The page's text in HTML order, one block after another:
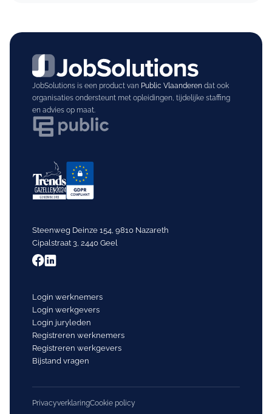
JobSolutions is een product van Public Vlaanderendat ook
organisaties ondersteunt met opleidingen, tijdelijke staffing
en advies op maat.
Steenweg Deinze 154, 9810 Nazareth
Cipalstraat 3, 2440 Geel
Login werknemers
Login werkgevers
Login juryleden
Registreren werknemers
Registreren werkgevers
Bijstand vragen
PrivacyverklaringCookie policy